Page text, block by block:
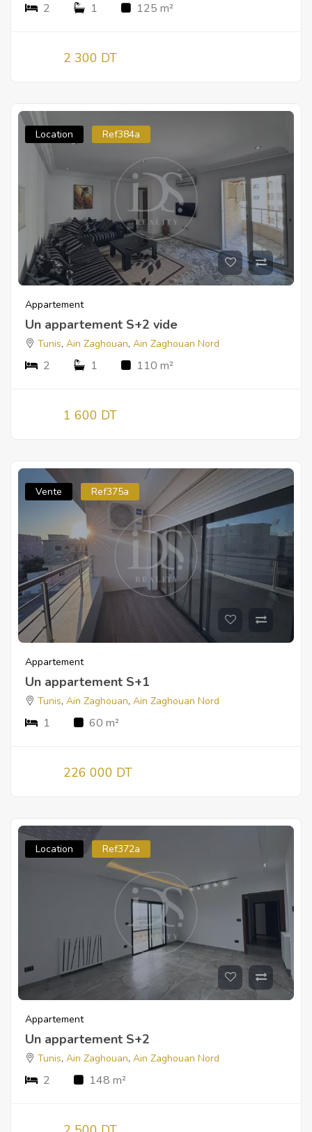
2 1 125 m²
2 300 DT
Location Ref384a
Appartement
Un appartement S+2 vide
Tunis, Ain Zaghouan, Ain Zaghouan Nord
2 1 110 m²
1 600 DT
Vente Ref375a
Appartement
Un appartement S+1
Tunis, Ain Zaghouan, Ain Zaghouan Nord
1 60 m²
226 000 DT
Location Ref372a
Appartement
Un appartement S+2
Tunis, Ain Zaghouan, Ain Zaghouan Nord
2 148 m²